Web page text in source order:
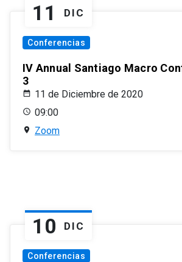
11 DIC
Conferencias
IV Annual Santiago Macro
3
11 de Diciembre de 2020
09:00
Zoom
10 DIC
Conferencias